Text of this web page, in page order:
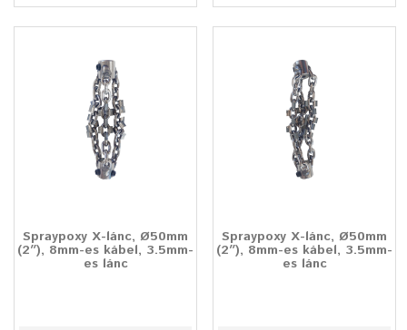
Spraypoxy X-lánc, Ø50mm
(2″), 8mm-es kábel, 3.5mm-
es lánc
Spraypoxy X-lánc, Ø50mm
(2″), 8mm-es kábel, 3.5mm-
es lánc